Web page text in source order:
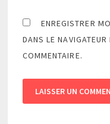
ENREGISTRER
DANS LE
COMMENTAIRE.